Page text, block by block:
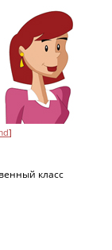
]
класс